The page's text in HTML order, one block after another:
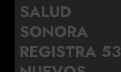
SALUD
SONORA
REGISTRA 53